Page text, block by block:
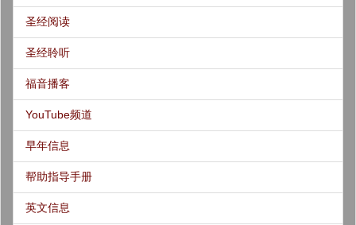
圣经阅读
圣经聆听
福音播客
YouTube频道
早年信息
帮助指导手册
英文信息